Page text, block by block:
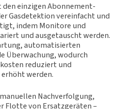
einzigen Abonnement-
Gasdetektion vereinfacht und
indem Monitore und
und ausgetauscht werden.
automatisierten
Überwachung, wodurch
reduziert und
werden.
Nachverfolgung,
von Ersatzgeräten –